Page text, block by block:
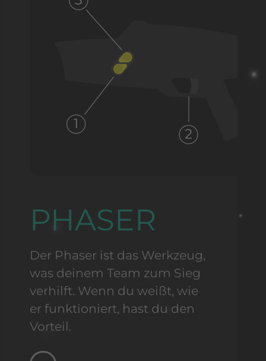
PHASER
Der Phaser ist das Werkzeug,
was deinem Team zum Sieg
verhilft. Wenn du weißt, wie
er funktioniert, hast du den
Vorteil.